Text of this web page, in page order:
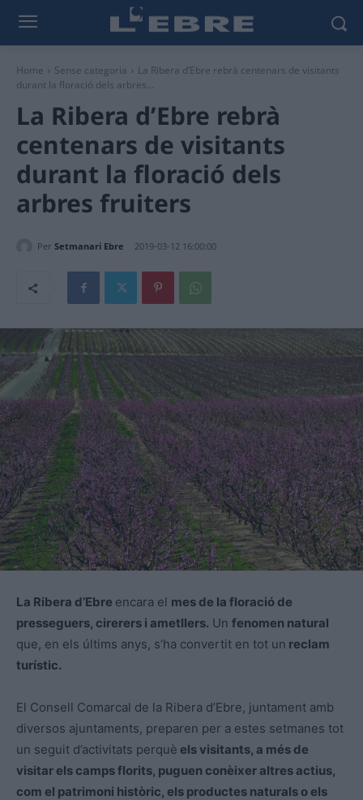
Home Sense categoria
La Ribera d’Ebre rebrà centenars de visitants
durant la floració dels arbres...
La Ribera d’Ebre rebrà
centenars de visitants
durant la floració dels
arbres fruiters
Per Setmanari Ebre 2019-03-12 16:00:00
La Ribera d’Ebre encara el mes de la floració de
presseguers, cirerers i ametllers. Un fenomen natural
que, en els últims anys, s’ha convertit en tot un reclam
turístic.
El Consell Comarcal de la Ribera d’Ebre, juntament amb
diversos ajuntaments, preparen per a estes setmanes tot
un seguit d’activitats perquè els visitants, a més de
visitar els camps florits, puguen conèixer altres actius,
com el patrimoni històric, els productes naturals o els